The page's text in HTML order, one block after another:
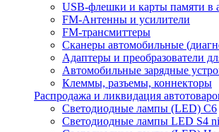
USB-флешки и карты памяти в
FM-Антенны и усилители
FM-трансмиттеры
Сканеры автомобильные
Адаптеры и преобразователи
Автомобильные зарядные
Клеммы, разъемы, коннекторы
Распродажа и ликвидация
Светодиодные лампы (LED) C6
Светодиодные лампы LED S4